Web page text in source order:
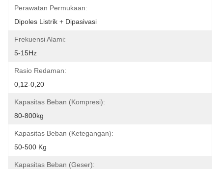
Perawatan Permukaan:
Dipoles Listrik + Dipasivasi
Frekuensi Alami:
5-15Hz
Rasio Redaman:
0,12-0,20
Kapasitas Beban (Kompresi):
80-800kg
Kapasitas Beban (Ketegangan):
50-500 Kg
Kapasitas Beban (Geser):